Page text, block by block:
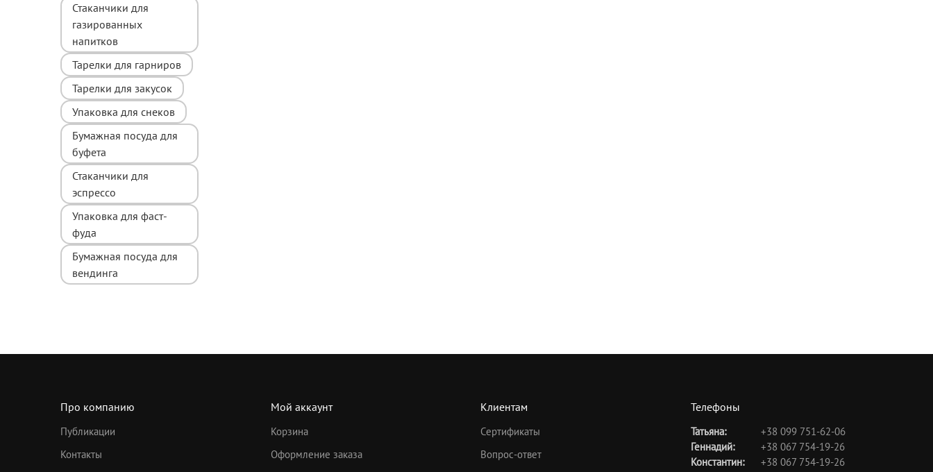
Стаканчики для
газированных
напитков
Тарелки для гарниров
Тарелки для закусок
Упаковка для снеков
Бумажная посуда для
буфета
Стаканчики для
эспрессо
Упаковка для фаст-
фуда
Бумажная посуда для
вендинга
Про компанию
Публикации
Контакты
Мой аккаунт
Корзина
Оформление заказа
Клиентам
Сертификаты
Вопрос-ответ
Телефоны
Татьяна:
+38 099 751-62-06
Геннадий:
+38 067 754-19-26
Константин:
+38 067 754-19-26